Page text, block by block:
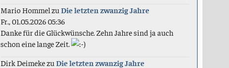
Mario Hommel zuDie letzten zwanzig Jahre
Fr., 01.05.2026 05:36
Danke für die Glückwünsche. Zehn Jahre sind ja auch
schon eine lange Zeit.
Dirk DeimekezuDie letzten zwanzig Jahre